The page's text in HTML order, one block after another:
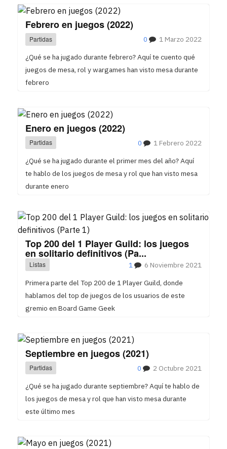
Febrero en juegos (2022)
Partidas 1 Marzo 2022
0
¿Qué se ha jugado durante febrero? Aquí te cuento qué
juegos de mesa, rol y wargames han visto mesa durante
febrero
Enero en juegos (2022)
Partidas 1 Febrero 2022
0
¿Qué se ha jugado durante el primer mes del año? Aquí
te hablo de los juegos de mesa y rol que han visto mesa
durante enero
Top 200 del 1 Player Guild: los juegos
en solitario definitivos (Pa...
Listas 6 Noviembre 2021
1
Primera parte del Top 200 de 1 Player Guild, donde
hablamos del top de juegos de los usuarios de este
gremio en Board Game Geek
Septiembre en juegos (2021)
Partidas 2 Octubre 2021
0
¿Qué se ha jugado durante septiembre? Aquí te hablo de
los juegos de mesa y rol que han visto mesa durante
este último mes